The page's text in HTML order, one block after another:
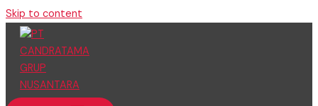
Skip to content